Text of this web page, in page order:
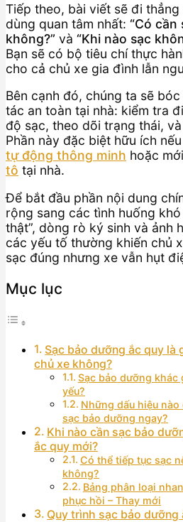
Tiếp theo, bài viết sẽ đi
dùng quan tâm nhất: “Có cần
không?” và “Khi nào sạc
Bạn sẽ có bộ tiêu chí thực
cho cả chủ xe gia đình lẫn
Bên cạnh đó, chúng ta sẽ
tác an toàn tại nhà: kiểm tra
độ sạc, theo dõi trạng thái,
Phần này đặc biệt hữu ích
tự động thông minh hoặc
tô tại nhà.
Để bắt đầu phần nội dung
rộng sang các tình huống
thật”, dòng rò ký sinh và ảnh
các yếu tố thường khiến chủ
sạc đúng nhưng xe vẫn hụt
Mục lục
Sạc bảo dưỡng ắc quy là
chủ xe không?
Sạc bảo dưỡng khác
yếu?
Những dấu hiệu
sạc bảo dưỡng ngay?
Khi nào cần sạc bảo
ắc quy mới?
Có thể tiếp tục sạc
không?
Bảng phân loại
phục hồi – Thay mới
Quy trình sạc bảo